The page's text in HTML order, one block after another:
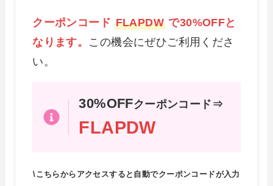
クーポンコード FLAPDWで30%OFFと
なります。 この機会にぜひご利用くださ
い。
30%OFFクーポンコード⇒
FLAPDW
\こちらからアクセスすると自動でクーポンコードが入力